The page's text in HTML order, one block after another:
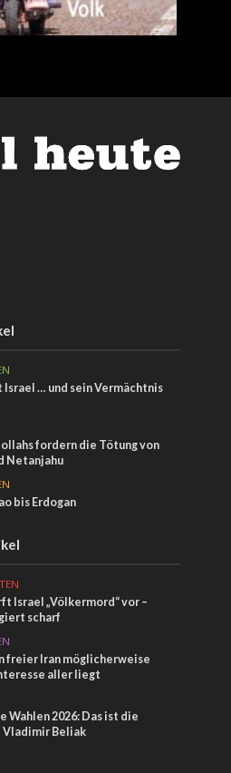
Israel … und sein Vermächtnis
fordern die Tötung von
Netanjahu
bis Erdogan
Israel „Völkermord“ vor –
scharf
freier Iran möglicherweise
aller liegt
Wahlen 2026: Das ist die
Vladimir Beliak